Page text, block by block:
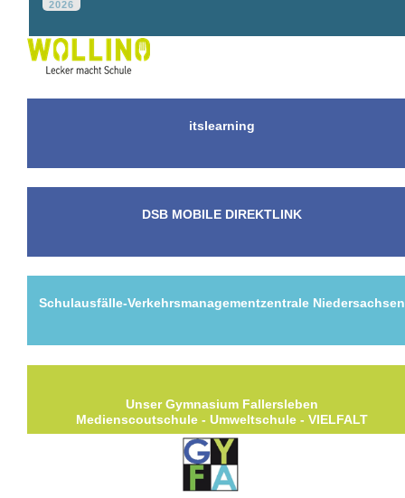
2026
itslearning
DSB MOBILE DIREKTLINK
Schulausfälle-Verkehrsmanagementzentrale Niedersachsen
Unser Gymnasium Fallersleben
Medienscoutschule - Umweltschule - VIELFALT